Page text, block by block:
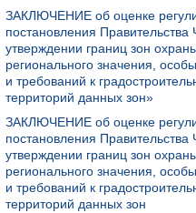
ЗАКЛЮЧЕНИЕ об оценке
постановления
утверждении границ зон
регионального значения,
и требований к
территорий данных зон»
ЗАКЛЮЧЕНИЕ об оценке
постановления
утверждении границ зон
регионального значения,
и требований к
территорий данных зон